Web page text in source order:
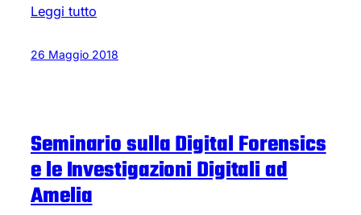
Leggi tutto
26 Maggio 2018
Seminario sulla Digital Forensics
e le Investigazioni Digitali ad
Amelia